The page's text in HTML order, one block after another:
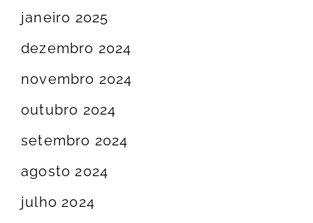
janeiro 2025
dezembro 2024
novembro 2024
outubro 2024
setembro 2024
agosto 2024
julho 2024